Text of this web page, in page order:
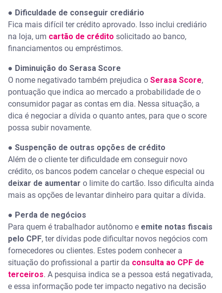
● Dificuldade de conseguir crediário
Fica mais difícil ter crédito aprovado. Isso inclui crediário
na loja, um cartão de crédito solicitado ao banco,
financiamentos ou empréstimos.
● Diminuição do Serasa Score
O nome negativado também prejudica o Serasa Score,
pontuação que indica ao mercado a probabilidade de o
consumidor pagar as contas em dia. Nessa situação, a
dica é negociar a dívida o quanto antes, para que o score
possa subir novamente.
● Suspenção de outras opções de crédito
Além de o cliente ter dificuldade em conseguir novo
crédito, os bancos podem cancelar o cheque especial ou
deixar de aumentar o limite do cartão. Isso dificulta ainda
mais as opções de levantar dinheiro para quitar a dívida.
● Perda de negócios
Para quem é trabalhador autônomo e emite notas fiscais
pelo CPF, ter dívidas pode dificultar novos negócios com
fornecedores ou clientes. Estes podem conhecer a
situação do profissional a partir da consulta ao CPF de
terceiros. A pesquisa indica se a pessoa está negativada,
e essa informação pode ter impacto negativo na decisão